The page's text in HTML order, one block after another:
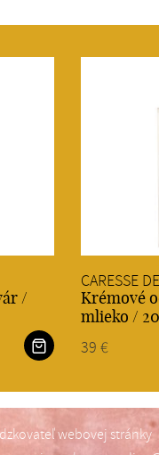
/
CARESSE
Krémové
mlieko /
39 €
webovej stránky